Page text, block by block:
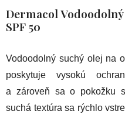
Dermacol
SPF 50
Vodoodolný suchý olej na
poskytuje vysokú
a zároveň sa o pokožku
suchá textúra sa rýchlo